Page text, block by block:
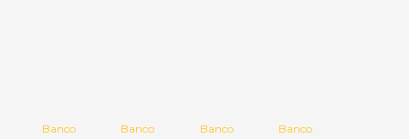
Banco
Banco
Banco
Banco